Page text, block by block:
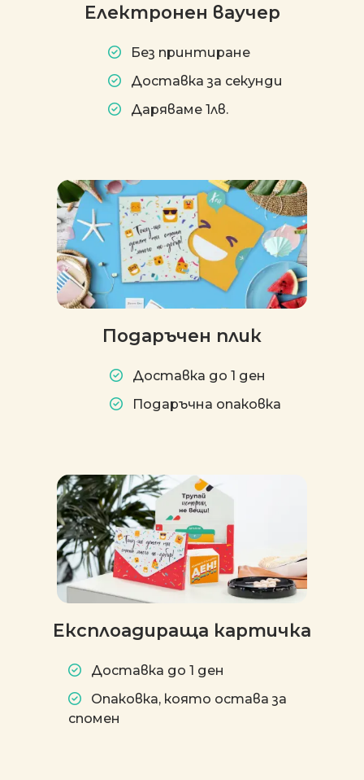
Електронен ваучер
Без принтиране
Доставка за секунди
Даряваме 1лв.
Подаръчен плик
Доставка до 1 ден
Подаръчна опаковка
Експлоадираща картичка
Доставка до 1 ден
Опаковка, която остава за
спомен